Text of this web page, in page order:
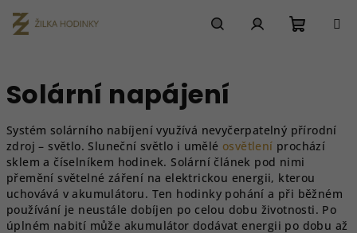
na
obsah
Solární napájení
Systém solárního nabíjení využívá nevyčerpatelný přírodní
zdroj – světlo. Sluneční světlo i umělé osvětlení prochází
sklem a číselníkem hodinek. Solární článek pod nimi
přemění světelné záření na elektrickou energii, kterou
uchovává v akumulátoru. Ten hodinky pohání a při běžném
používání je neustále dobíjen po celou dobu životnosti. Po
úplném nabití může akumulátor dodávat energii po dobu až